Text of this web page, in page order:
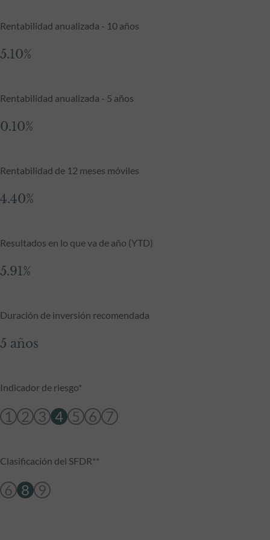
Rentabilidad anualizada - 10 años
5.10%
Rentabilidad anualizada - 5 años
0.10%
Rentabilidad de 12 meses móviles
4.40%
Resultados en lo que va de año (YTD)
5.91%
Duración de inversión recomendada
5 años
Indicador de riesgo*
1 2 3 4 5 6 7
Clasificación del SFDR**
6 8 9